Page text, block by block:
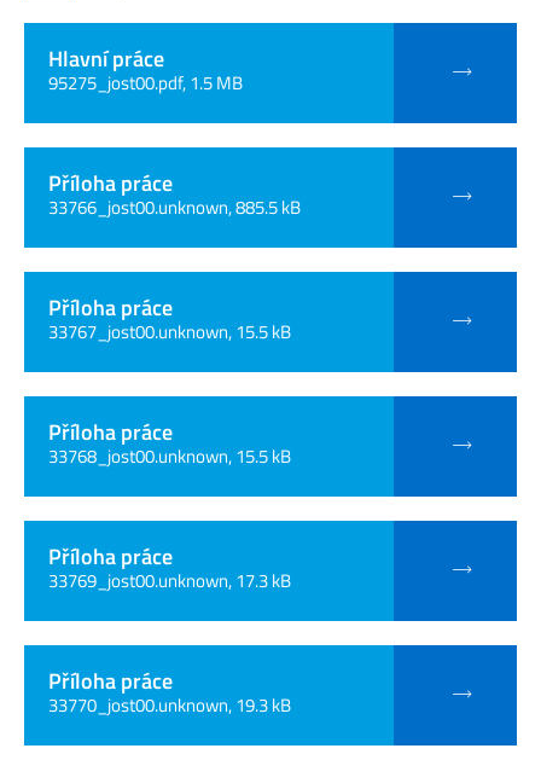
Hlavní práce
95275_jost00.pdf, 1.5 MB
Příloha práce
33766_jost00.unknown, 885.5 kB
Příloha práce
33767_jost00.unknown, 15.5 kB
Příloha práce
33768_jost00.unknown, 15.5 kB
Příloha práce
33769_jost00.unknown, 17.3 kB
Příloha práce
33770_jost00.unknown, 19.3 kB